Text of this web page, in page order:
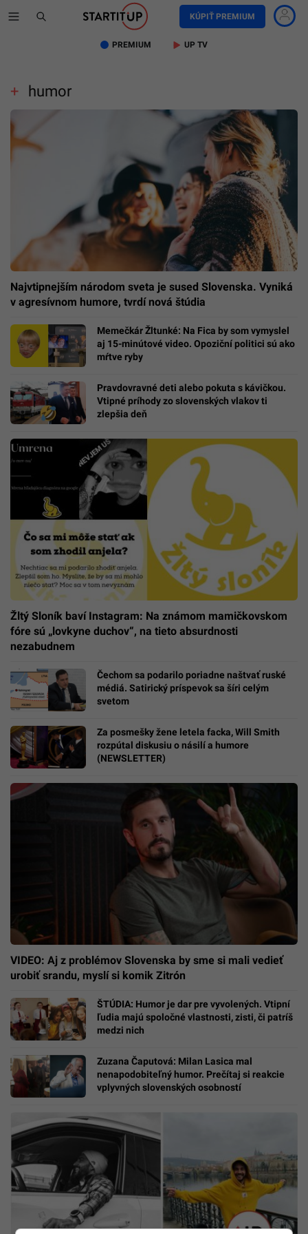
KÚPIŤ PREMIUM
PREMIUM UP TV
humor
Najvtipnejším národom sveta je sused Slovenska. Vyniká
v agresívnom humore, tvrdí nová štúdia
Memečkár Žltunké: Na Fica by som vymyslel
aj 15-minútové video. Opoziční politici sú ako
mŕtve ryby
Pravdovravné deti alebo pokuta s kávičkou.
Vtipné príhody zo slovenských vlakov ti
zlepšia deň
Žltý Sloník baví Instagram: Na známom mamičkovskom
fóre sú „lovkyne duchov“, na tieto absurdnosti
nezabudnem
Čechom sa podarilo poriadne naštvať ruské
médiá. Satirický príspevok sa šíri celým
svetom
Za posmešky žene letela facka, Will Smith
rozpútal diskusiu o násilí a humore
(NEWSLETTER)
VIDEO: Aj z problémov Slovenska by sme si mali vedieť
urobiť srandu, myslí si komik Zitrón
ŠTÚDIA: Humor je dar pre vyvolených. Vtipní
ľudia majú spoločné vlastnosti, zisti, či patríš
medzi nich
Zuzana Čaputová: Milan Lasica mal
nenapodobiteľný humor. Prečítaj si reakcie
vplyvných slovenských osobností